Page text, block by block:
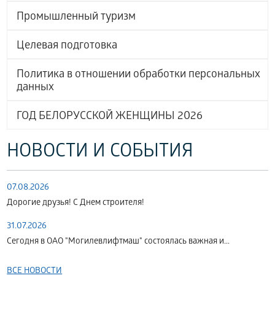
Промышленный туризм
Целевая подготовка
Политика в отношении обработки персональных
данных
ГОД БЕЛОРУССКОЙ ЖЕНЩИНЫ 2026
НОВОСТИ И СОБЫТИЯ
07.08.2026
Дорогие друзья! С Днем строителя!
31.07.2026
Сегодня в ОАО "Могилевлифтмаш" состоялась важная и...
ВСЕ НОВОСТИ